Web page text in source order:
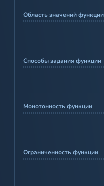
Область значений функции
Способы задания функции
Монотонность функции
Ограниченность функции